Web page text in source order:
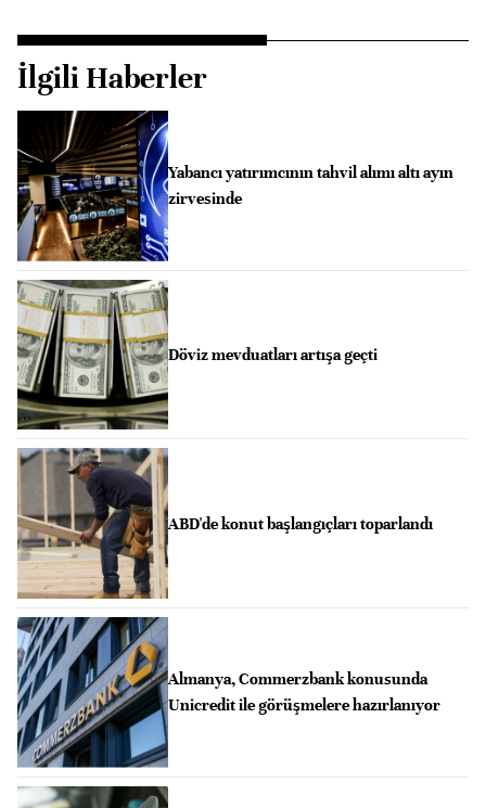
İlgili Haberler
Yabancı yatırımcının tahvil alımı altı ayın
zirvesinde
Döviz mevduatları artışa geçti
ABD'de konut başlangıçları toparlandı
Almanya, Commerzbank konusunda
Unicredit ile görüşmelere hazırlanıyor